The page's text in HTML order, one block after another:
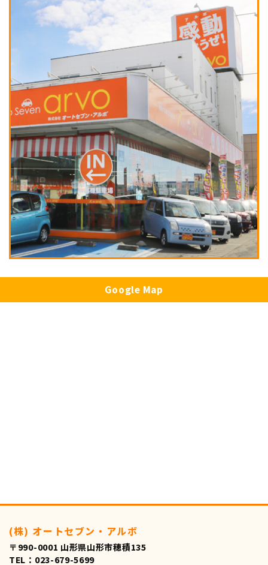
Google Map
(株) オートセブン・アルボ
〒990-0001 山形県山形市穂積135
TEL：023-679-5699